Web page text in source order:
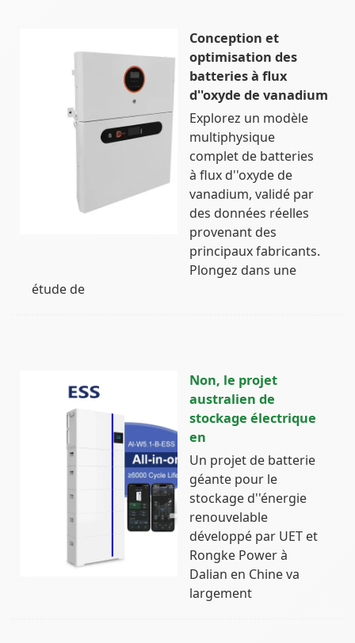
Conception et
optimisation des
batteries à flux
d''oxyde de vanadium
Explorez un modèle
multiphysique
complet de batteries
à flux d''oxyde de
vanadium, validé par
des données réelles
provenant des
principaux fabricants.
Plongez dans une
étude de
Non, le projet
australien de
stockage électrique
en
Un projet de batterie
géante pour le
stockage d''énergie
renouvelable
développé par UET et
Rongke Power à
Dalian en Chine va
largement